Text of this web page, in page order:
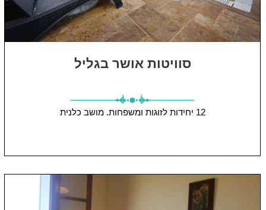
סוויטות אושר בגליל
12 יחידות לזוגות ומשפחות. מושב כלנית